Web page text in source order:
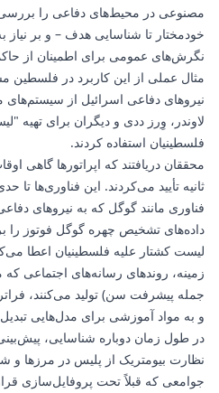
مصنوعی در محیط‌های دفاعی را بررسی
خودمختار تا شناسایی هدف – و بر نیاز
نگرش‌های عمومی برای اطمینان از
مثال عملی از این کاربرد در
نیروهای دفاعی اسرائیل از
لاوندر، وِرز ددی و دیگران برای تهیه
فلسطینیان استفاده کردند.
ثانیه تأیید می‌کردند. این فناوری‌ها
داده‌های تشخیص چهره گوگل فوتوز را
لیست کشتار علیه فلسطینیان اعطا
زمینه، روندهای رسانه‌های اجتماعی که
جمله پیشرفت سن) تولید می‌کنند،
و به مواد آموزشی برای مدل‌هایی
در طول زمان دوباره شناسایی،
نظارت بیومتریک از پلیس در مرزها و
جوامعی که قبلاً تحت پروفایل‌سازی